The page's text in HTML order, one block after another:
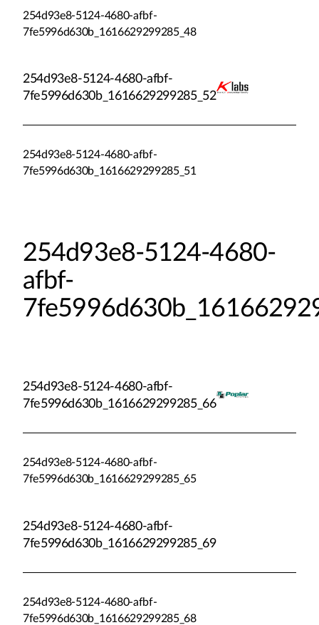
254d93e8-5124-4680-afbf-
7fe5996d630b_1616629299285_48
254d93e8-5124-4680-afbf-
7fe5996d630b_1616629299285_52
254d93e8-5124-4680-afbf-
7fe5996d630b_1616629299285_51
254d93e8-5124-4680-
afbf-
254d93e8-5124-4680-afbf-
7fe5996d630b_1616629299285_66
254d93e8-5124-4680-afbf-
7fe5996d630b_1616629299285_65
254d93e8-5124-4680-afbf-
7fe5996d630b_1616629299285_69
254d93e8-5124-4680-afbf-
7fe5996d630b_1616629299285_68